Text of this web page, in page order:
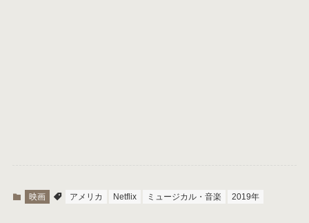
映画 アメリカ Netflix ミュージカル・音楽 2019年